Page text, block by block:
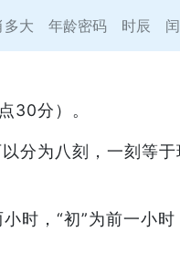
多大 年龄密码 时辰
30分）。
分为八刻，一刻等于
时，“初”为前一小时